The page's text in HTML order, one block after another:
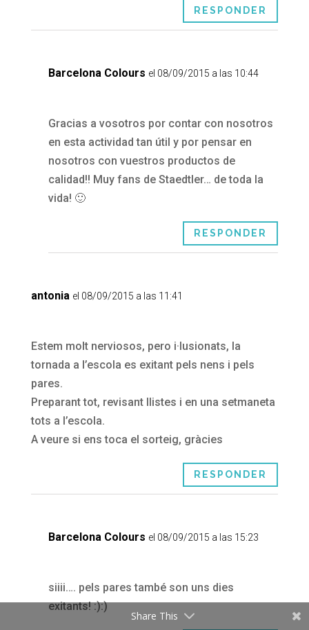
RESPONDER
Barcelona Colours el 08/09/2015 a las 10:44
Gracias a vosotros por contar con nosotros
en esta actividad tan útil y por pensar en
nosotros con vuestros productos de
calidad!! Muy fans de Staedtler… de toda la
vida! 🙂
RESPONDER
antonia el 08/09/2015 a las 11:41
Estem molt nerviosos, pero i·lusionats, la
tornada a l’escola es exitant pels nens i pels
pares.
Preparant tot, revisant llistes i en una setmaneta
tots a l’escola.
A veure si ens toca el sorteig, gràcies
RESPONDER
Barcelona Colours el 08/09/2015 a las 15:23
siiii…. pels pares també son uns dies
exitants! :):)
Share This